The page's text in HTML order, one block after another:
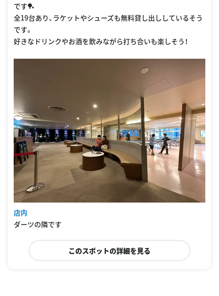
です🏓
全19台あり、ラケットやシューズも無料貸し出ししているそう
です。
好きなドリンクやお酒を飲みながら打ち合いも楽しそう！
店内
ダーツの隣です
このスポットの詳細を見る